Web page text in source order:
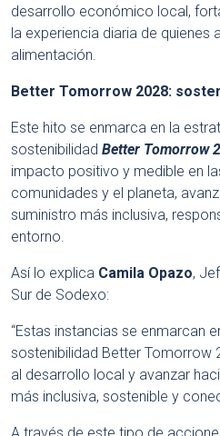
desarrollo económico local,
la experiencia diaria de
alimentación.
Better Tomorrow 2028:
Este hito se enmarca en la
sostenibilidad Better Tomorrow
impacto positivo y medible en
comunidades y el planeta,
suministro más inclusiva,
entorno.
Así lo explica Camila Opazo,
Sur de Sodexo:
“Estas instancias se enmarcan
sostenibilidad Better Tomorrow
al desarrollo local y avanzar
más inclusiva, sostenible y